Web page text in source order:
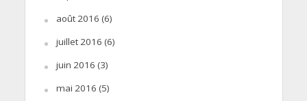
août 2016 (6)
juillet 2016 (6)
juin 2016 (3)
mai 2016 (5)